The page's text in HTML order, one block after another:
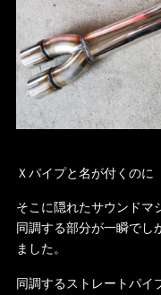
Ｘパイプと名が付くのに
そこに隠れたサウンドマ
同調する部分が一瞬でし
ました。
同調するストレートパイ